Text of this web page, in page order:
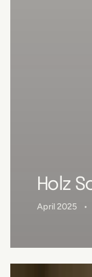
Holz
April 2025